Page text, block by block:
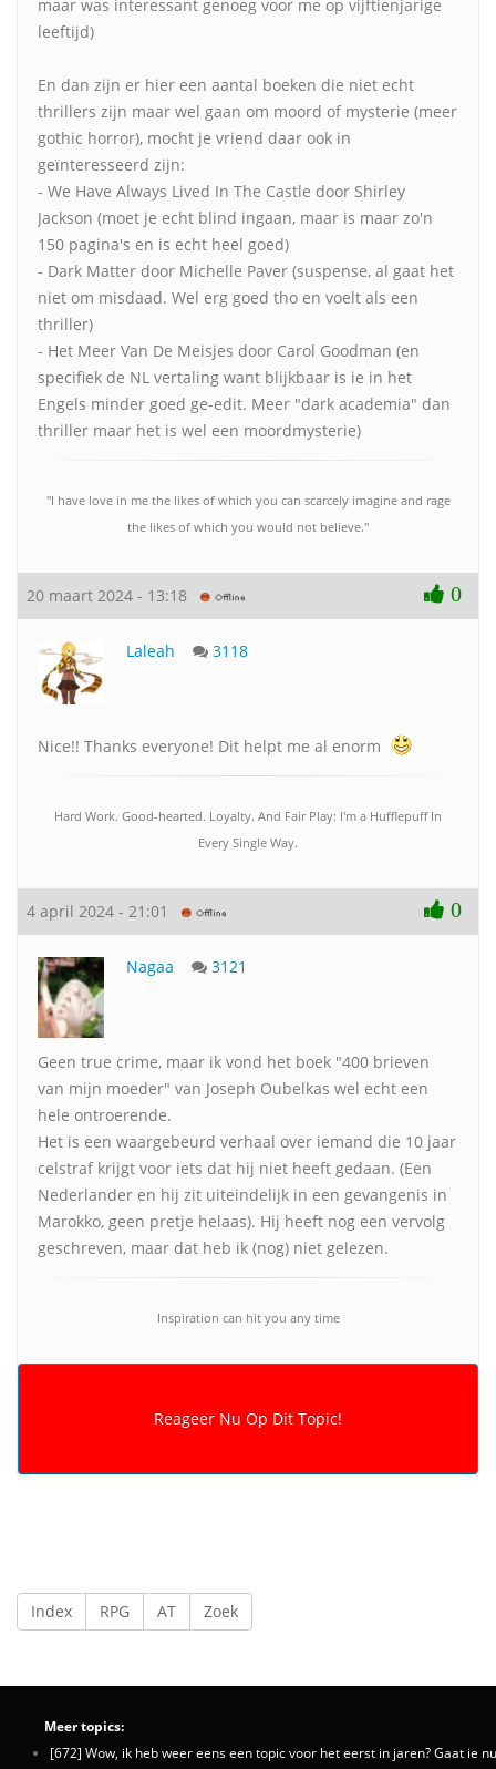
maar was interessant genoeg voor me op vijftienjarige
leeftijd)
En dan zijn er hier een aantal boeken die niet echt
thrillers zijn maar wel gaan om moord of mysterie (meer
gothic horror), mocht je vriend daar ook in
geïnteresseerd zijn:
- We Have Always Lived In The Castle door Shirley
Jackson (moet je echt blind ingaan, maar is maar zo'n
150 pagina's en is echt heel goed)
- Dark Matter door Michelle Paver (suspense, al gaat het
niet om misdaad. Wel erg goed tho en voelt als een
thriller)
- Het Meer Van De Meisjes door Carol Goodman (en
specifiek de NL vertaling want blijkbaar is ie in het
Engels minder goed ge-edit. Meer "dark academia" dan
thriller maar het is wel een moordmysterie)
"I have love in me the likes of which you can scarcely imagine and rage
the likes of which you would not believe."
20 maart 2024 - 13:18 0
Laleah 3118
Nice!! Thanks everyone! Dit helpt me al enorm
Hard Work. Good-hearted. Loyalty. And Fair Play: I'm a Hufflepuff In
Every Single Way.
4 april 2024 - 21:01 0
Nagaa 3121
Geen true crime, maar ik vond het boek "400 brieven
van mijn moeder" van Joseph Oubelkas wel echt een
hele ontroerende.
Het is een waargebeurd verhaal over iemand die 10 jaar
celstraf krijgt voor iets dat hij niet heeft gedaan. (Een
Nederlander en hij zit uiteindelijk in een gevangenis in
Marokko, geen pretje helaas). Hij heeft nog een vervolg
geschreven, maar dat heb ik (nog) niet gelezen.
Inspiration can hit you any time
Index RPG AT Zoek
Meer topics:
[672] Wow, ik heb weer eens een topic voor het eerst in jaren? Gaat ie